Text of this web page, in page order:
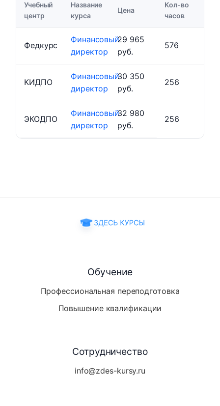
Учебный
центр
Название
курса
Цена
Кол-во
часов
Федкурс
Финансовый
директор
29 965
руб.
576
КИДПО
Финансовый
директор
30 350
руб.
256
ЭКОДПО
Финансовый
директор
32 980
руб.
256
Обучение
Профессиональная переподготовка
Повышение квалификации
Сотрудничество
info@zdes-kursy.ru